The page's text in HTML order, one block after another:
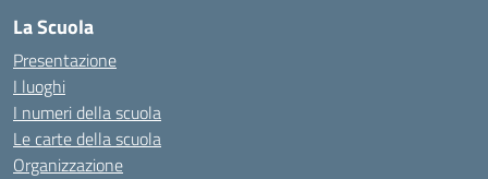
La Scuola
Presentazione
I luoghi
I numeri della scuola
Le carte della scuola
Organizzazione